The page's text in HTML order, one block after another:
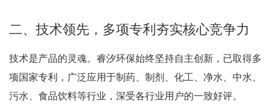
二、技术领先，多项专利夯实核心竞争力
技术是产品的灵魂。睿汐环保始终坚持自主创新，已取得多
项国家专利，广泛应用于制药、制剂、化工、净水、中水、
污水、食品饮料等行业，深受各行业用户的一致好评。